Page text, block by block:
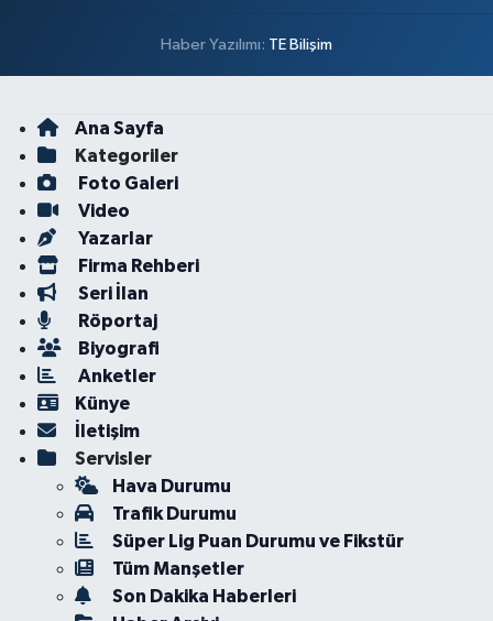
Haber Yazılımı: TE Bilişim
Ana Sayfa
Kategoriler
Foto Galeri
Video
Yazarlar
Firma Rehberi
Seri İlan
Röportaj
Biyografi
Anketler
Künye
İletişim
Servisler
Hava Durumu
Trafik Durumu
Süper Lig Puan Durumu ve Fikstür
Tüm Manşetler
Son Dakika Haberleri